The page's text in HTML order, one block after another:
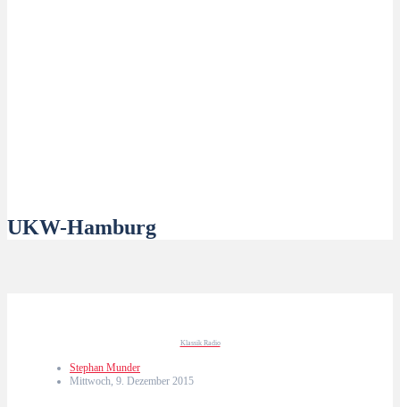
UKW-Hamburg
Klassik Radio
Stephan Munder
Mittwoch, 9. Dezember 2015